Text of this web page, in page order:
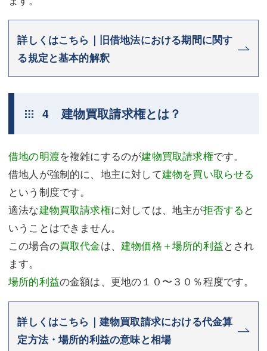
詳しくはこちら｜旧借地法における期間に関す
る規定と基本的解釈
4 建物買取請求権とは？
借地の明渡を複雑にするのが建物買取請求権です。
借地人が強制的に、地主に対して建物を買い取らせる
という制度です。
適法な建物買取請求権に対しては、地主が拒否する と
いうことはできません。
この場合の買取代金は、建物価格＋場所的利益とされ
ます。
場所的利益の金額は、更地の１０〜３０％程度です。
詳しくはこちら｜建物買取請求における代金算
定方法・場所的利益の意味と相場